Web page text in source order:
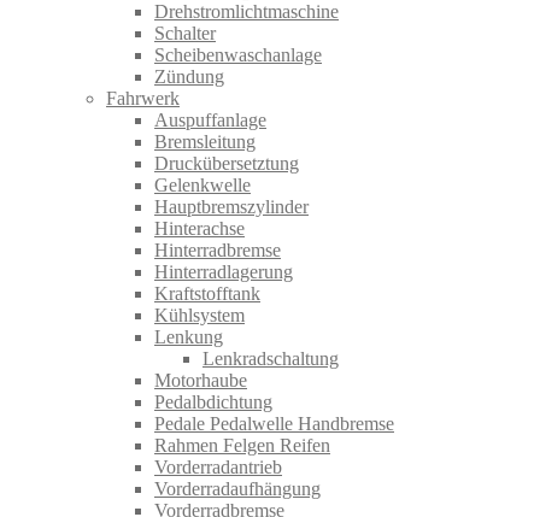
Drehstromlichtmaschine
Schalter
Scheibenwaschanlage
Zündung
Fahrwerk
Auspuffanlage
Bremsleitung
Druckübersetztung
Gelenkwelle
Hauptbremszylinder
Hinterachse
Hinterradbremse
Hinterradlagerung
Kraftstofftank
Kühlsystem
Lenkung
Lenkradschaltung
Motorhaube
Pedalbdichtung
Pedale Pedalwelle Handbremse
Rahmen Felgen Reifen
Vorderradantrieb
Vorderradaufhängung
Vorderradbremse